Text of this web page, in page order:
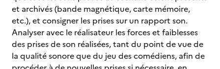
et archivés (bande magnétique, carte mémoire,
etc.), et consigner les prises sur un rapport son.
Analyser avec le réalisateur les forces et faiblesses
des prises de son réalisées, tant du point de vue de
la qualité sonore que du jeu des comédiens, afin de